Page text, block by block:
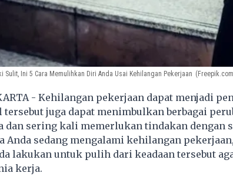
Sulit, Ini 5 Cara Memulihkan Diri Anda Usai Kehilangan Pekerjaan
- Kehilangan pekerjaan dapat menjadi
tersebut juga dapat menimbulkan berbagai
dan sering kali memerlukan tindakan dengan
Anda sedang mengalami kehilangan
lakukan untuk pulih dari keadaan tersebut
kerja.